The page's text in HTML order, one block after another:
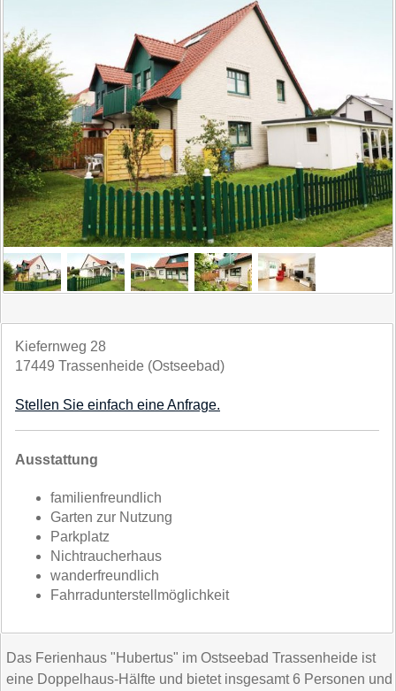
Kiefernweg 28
17449 Trassenheide (Ostseebad)
Stellen Sie einfach eine Anfrage.
Ausstattung
familienfreundlich
Garten zur Nutzung
Parkplatz
Nichtraucherhaus
wanderfreundlich
Fahrradunterstellmöglichkeit
Das Ferienhaus "Hubertus" im Ostseebad Trassenheide ist
eine Doppelhaus-Hälfte und bietet insgesamt 6 Personen und